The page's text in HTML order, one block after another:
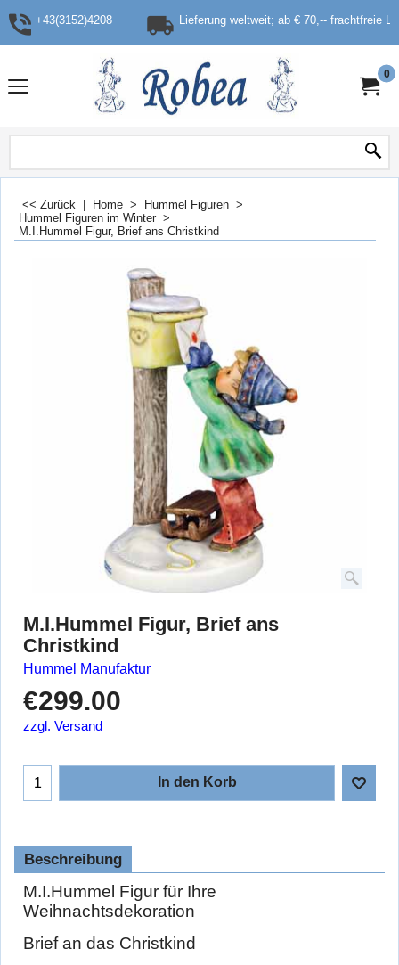
+43(3152)4208 Lieferung weltweit; ab € 70,-- frachtfreie
0
<< Zurück Home > Hummel Figuren >
Hummel Figuren im Winter >
M.I.Hummel Figur, Brief ans Christkind
M.I.Hummel Figur, Brief ans
Christkind
Hummel Manufaktur
€299.00
zzgl. Versand
In den Korb
Beschreibung
M.I.Hummel Figur für Ihre
Weihnachtsdekoration
Brief an das Christkind